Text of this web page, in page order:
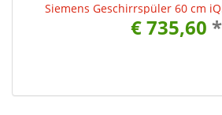
Siemens Geschirrspüler 60 cm
€ 735,60 *